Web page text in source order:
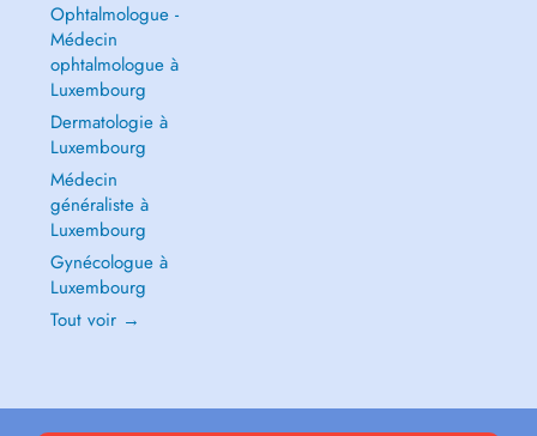
Ophtalmologue -
Médecin
ophtalmologue à
Luxembourg
Dermatologie à
Luxembourg
Médecin
généraliste à
Luxembourg
Gynécologue à
Luxembourg
Tout voir →